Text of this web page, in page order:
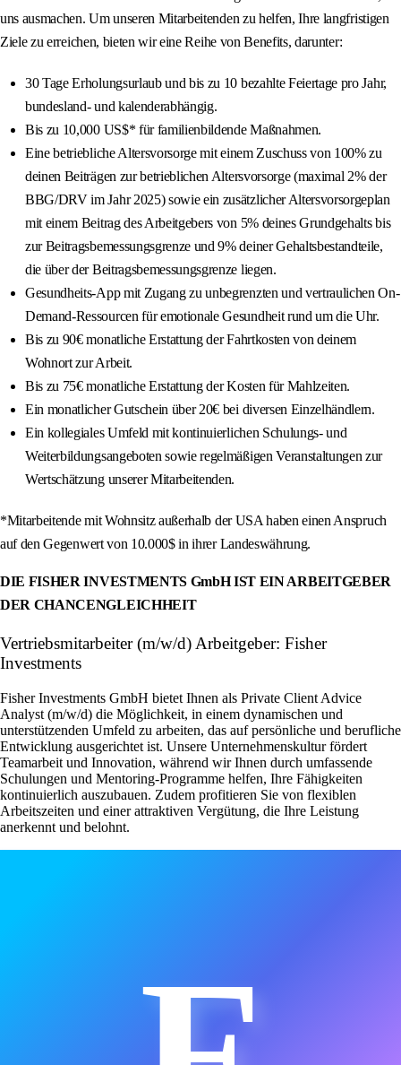
uns ausmachen. Um unseren Mitarbeitenden zu helfen, Ihre langfristigen
Ziele zu erreichen, bieten wir eine Reihe von Benefits, darunter:
30 Tage Erholungsurlaub und bis zu 10 bezahlte Feiertage pro Jahr,
bundesland- und kalenderabhängig.
Bis zu 10,000 US$* für familienbildende Maßnahmen.
Eine betriebliche Altersvorsorge mit einem Zuschuss von 100% zu
deinen Beiträgen zur betrieblichen Altersvorsorge (maximal 2% der
BBG/DRV im Jahr 2025) sowie ein zusätzlicher Altersvorsorgeplan
mit einem Beitrag des Arbeitgebers von 5% deines Grundgehalts bis
zur Beitragsbemessungsgrenze und 9% deiner Gehaltsbestandteile,
die über der Beitragsbemessungsgrenze liegen.
Gesundheits-App mit Zugang zu unbegrenzten und vertraulichen On-
Demand-Ressourcen für emotionale Gesundheit rund um die Uhr.
Bis zu 90€ monatliche Erstattung der Fahrtkosten von deinem
Wohnort zur Arbeit.
Bis zu 75€ monatliche Erstattung der Kosten für Mahlzeiten.
Ein monatlicher Gutschein über 20€ bei diversen Einzelhändlern.
Ein kollegiales Umfeld mit kontinuierlichen Schulungs- und
Weiterbildungsangeboten sowie regelmäßigen Veranstaltungen zur
Wertschätzung unserer Mitarbeitenden.
*Mitarbeitende mit Wohnsitz außerhalb der USA haben einen Anspruch
auf den Gegenwert von 10.000$ in ihrer Landeswährung.
DIE FISHER INVESTMENTS GmbH IST EIN ARBEITGEBER
DER CHANCENGLEICHHEIT
Vertriebsmitarbeiter (m/w/d) Arbeitgeber: Fisher
Investments
Fisher Investments GmbH bietet Ihnen als Private Client Advice
Analyst (m/w/d) die Möglichkeit, in einem dynamischen und
unterstützenden Umfeld zu arbeiten, das auf persönliche und berufliche
Entwicklung ausgerichtet ist. Unsere Unternehmenskultur fördert
Teamarbeit und Innovation, während wir Ihnen durch umfassende
Schulungen und Mentoring-Programme helfen, Ihre Fähigkeiten
kontinuierlich auszubauen. Zudem profitieren Sie von flexiblen
Arbeitszeiten und einer attraktiven Vergütung, die Ihre Leistung
anerkennt und belohnt.